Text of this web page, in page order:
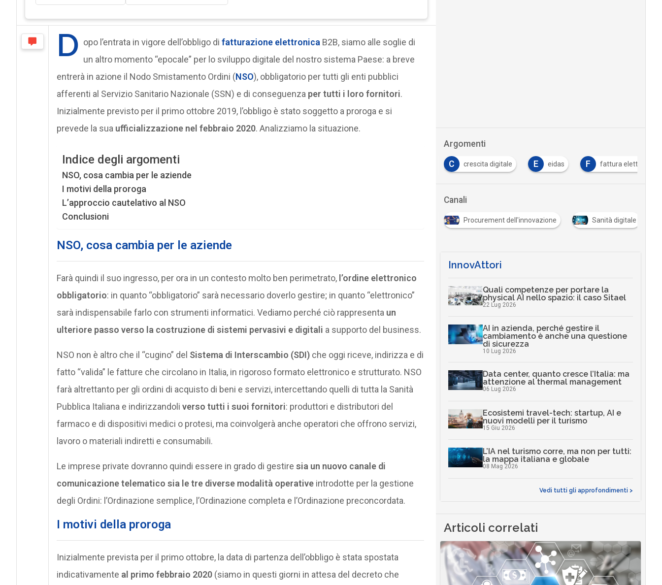
D opo l’entrata in vigore dell’obbligo di fatturazione elettronica B2B, siamo alle soglie di
un altro momento “epocale” per lo sviluppo digitale del nostro sistema Paese: a breve
entrerà in azione il Nodo Smistamento Ordini (NSO), obbligatorio per tutti gli enti pubblici
afferenti al Servizio Sanitario Nazionale (SSN) e di conseguenza per tutti i loro fornitori.
Inizialmente previsto per il primo ottobre 2019, l’obbligo è stato soggetto a proroga e si
prevede la sua ufficializzazione nel febbraio 2020. Analizziamo la situazione.
Indice degli argomenti
NSO, cosa cambia per le aziende
I motivi della proroga
L’approccio cautelativo al NSO
Conclusioni
NSO, cosa cambia per le aziende
Farà quindi il suo ingresso, per ora in un contesto molto ben perimetrato, l’ordine elettronico
obbligatorio: in quanto “obbligatorio” sarà necessario doverlo gestire; in quanto “elettronico”
sarà indispensabile farlo con strumenti informatici. Vediamo perché ciò rappresenta un
ulteriore passo verso la costruzione di sistemi pervasivi e digitali a supporto del business.
NSO non è altro che il “cugino” del Sistema di Interscambio (SDI)che oggi riceve, indirizza e di
fatto “valida” le fatture che circolano in Italia, in rigoroso formato elettronico e strutturato. NSO
farà altrettanto per gli ordini di acquisto di beni e servizi, intercettando quelli di tutta la Sanità
Pubblica Italiana e indirizzandoli verso tutti i suoi fornitori: produttori e distributori del
farmaco e di dispositivi medici o protesi, ma coinvolgerà anche operatori che offrono servizi,
lavoro o materiali indiretti e consumabili.
Le imprese private dovranno quindi essere in grado di gestire sia un nuovo canale di
comunicazione telematico sia le tre diverse modalità operativeintrodotte per la gestione
degli Ordini: l’Ordinazione semplice, l’Ordinazione completa e l’Ordinazione preconcordata.
I motivi della proroga
Inizialmente prevista per il primo ottobre, la data di partenza dell’obbligo è stata spostata
indicativamente al primo febbraio 2020(siamo in questi giorni in attesa del decreto che
Argomenti
C crescita digitale E eidas F fattura elettronica
Canali
Procurement dell'innovazione Sanità digitale
InnovAttori
Quali competenze per portare la
physical AI nello spazio: il caso Sitael
22 Lug 2026
AI in azienda, perché gestire il
cambiamento è anche una questione
di sicurezza
10 Lug 2026
Data center, quanto cresce l’Italia: ma
attenzione al thermal management
06 Lug 2026
Ecosistemi travel-tech: startup, AI e
nuovi modelli per il turismo
15 Giu 2026
L’IA nel turismo corre, ma non per tutti:
la mappa italiana e globale
08 Mag 2026
Vedi tutti gli approfondimenti >
Articoli correlati